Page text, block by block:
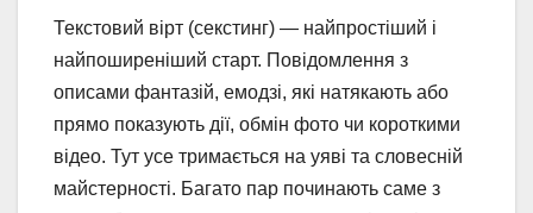
Текстовий вірт (секстинг) — найпростіший і
найпоширеніший старт. Повідомлення з
описами фантазій, емодзі, які натякають або
прямо показують дії, обмін фото чи короткими
відео. Тут усе тримається на уяві та словесній
майстерності. Багато пар починають саме з